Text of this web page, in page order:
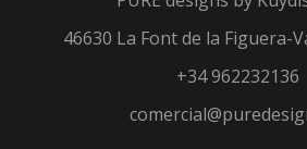
46630 La Font de la Figuera-
+34 962232136